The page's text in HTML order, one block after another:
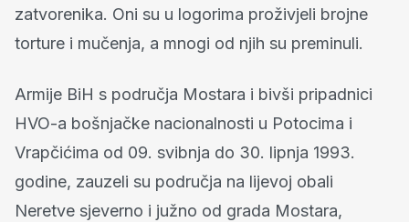
zatvorenika. Oni su u logorima proživjeli brojne
torture i mučenja, a mnogi od njih su preminuli.
Armije BiH s područja Mostara i bivši pripadnici
HVO-a bošnjačke nacionalnosti u Potocima i
Vrapčićima od 09. svibnja do 30. lipnja 1993.
godine, zauzeli su područja na lijevoj obali
Neretve sjeverno i južno od grada Mostara,